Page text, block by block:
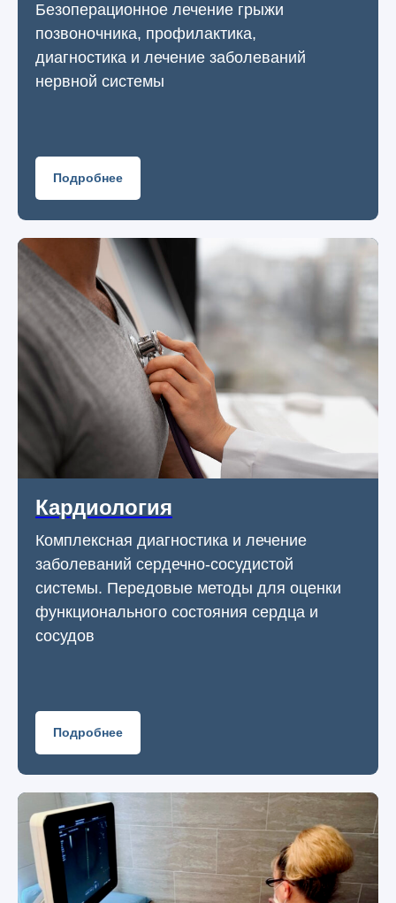
Безоперационное лечение грыжи
позвоночника, профилактика,
диагностика и лечение заболеваний
нервной системы
Подробнее
Кардиология
Комплексная диагностика и лечение
заболеваний сердечно-сосудистой
системы. Передовые методы для оценки
функционального состояния сердца и
сосудов
Подробнее